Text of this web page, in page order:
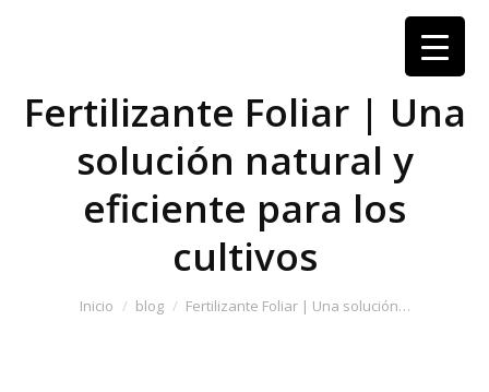
Fertilizante Foliar | Una
solución natural y
eficiente para los
cultivos
Estás aquí:
Inicio blog Fertilizante Foliar | Una solución…